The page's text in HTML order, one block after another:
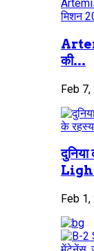
की...
Feb 7,
Feb